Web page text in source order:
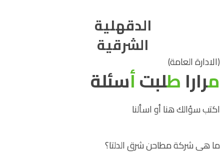
الدقهلية
الشرقية
(الادارة العامة)
مراراطلبتأسئلة
اكتب سؤالك هنا أو اسألنا
ما هى شركة مطاحن شرق الدلتا؟